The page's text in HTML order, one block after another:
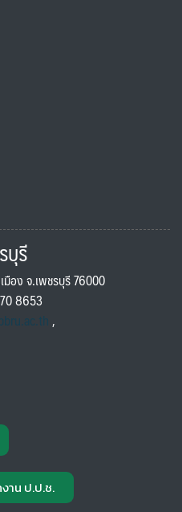
บุรี
อง จ.เพชรบุรี 76000
8653
,
าน ป.ป.ช.